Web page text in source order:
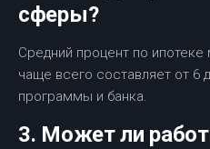
сферы?
Средний процент по
чаще всего составляет от 6
программы и банка.
3. Может ли